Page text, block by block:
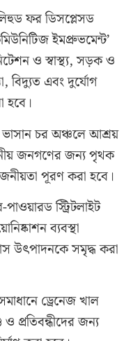
ফর ডিসপ্লেসড
ইমপ্রুভমেন্ট’
ও স্বাস্থ্য, সড়ক ও
বিদ্যুত এবং দুর্যোগ
হবে।
চর অঞ্চলে আশ্রয়
জনগণের জন্য পৃথক
পূরণ করা হবে।
স্ট্রিটলাইট
ব্যবস্থা
উৎপাদনকে সমৃদ্ধ করা
ড্রেনেজ খাল
প্রতিবন্ধীদের জন্য